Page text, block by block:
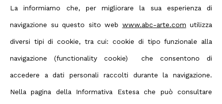
Foto esposizione
Press
Editoria
Privacy Policy
Manage cookies
Terms & Conditions
Contact us on Whatsapp
La informiamo che, per migliorare la sua esperienza di
navigazione su questo sito web www.abc-arte.com utilizza
diversi tipi di cookie, tra cui: cookie di tipo funzionale alla
navigazione (functionality cookie) che consentono di
accedere a dati personali raccolti durante la navigazione.
Nella pagina della Informativa Estesa che può consultare
Condividi